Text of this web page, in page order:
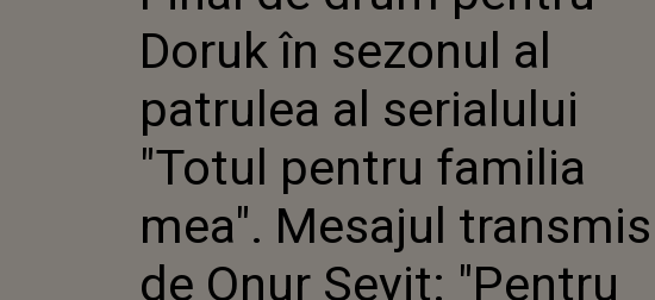
AL SERIALULUI "TOTUL
PENTRU FAMILIA MEA".
MESAJUL TRANSMIS
DE ONUR SEYIT:
"PENTRU PRIMA DATĂ
ÎN VIAȚA MEA SCRIU
CU BUZELE
TREMURÂND. ACEASTĂ
POVESTE A FOST UN
DRUM LUNG"
Doruk în sezonul al
patrulea al serialului
"Totul pentru familia
mea". Mesajul transmis
de Onur Seyit: "Pentru